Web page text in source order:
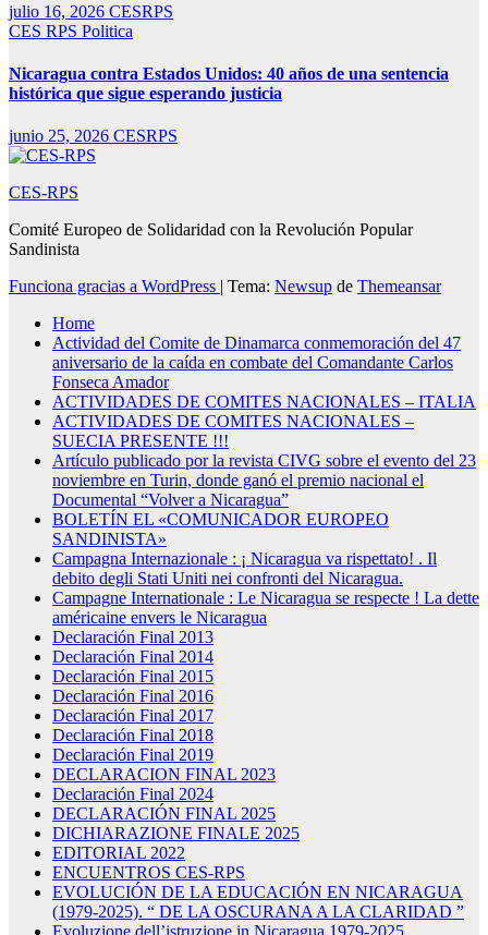
julio 16, 2026 CESRPS
CES RPS Politica
Nicaragua contra Estados Unidos: 40 años de una sentencia
histórica que sigue esperando justicia
junio 25, 2026 CESRPS
CES-RPS
Comité Europeo de Solidaridad con la Revolución Popular
Sandinista
Funciona gracias a WordPress
Tema: Newsup de Themeansar
Home
Actividad del Comite de Dinamarca conmemoración del 47
aniversario de la caída en combate del Comandante Carlos
Fonseca Amador
ACTIVIDADES DE COMITES NACIONALES – ITALIA
ACTIVIDADES DE COMITES NACIONALES –
SUECIA PRESENTE !!!
Artículo publicado por la revista CIVG sobre el evento del 23
noviembre en Turin, donde ganó el premio nacional el
Documental “Volver a Nicaragua”
BOLETÍN EL «COMUNICADOR EUROPEO
SANDINISTA»
Campagna Internazionale : ¡ Nicaragua va rispettato! . Il
debito degli Stati Uniti nei confronti del Nicaragua.
Campagne Internationale : Le Nicaragua se respecte ! La dette
américaine envers le Nicaragua
Declaración Final 2013
Declaración Final 2014
Declaración Final 2015
Declaración Final 2016
Declaración Final 2017
Declaración Final 2018
Declaración Final 2019
DECLARACION FINAL 2023
Declaración Final 2024
DECLARACIÓN FINAL 2025
DICHIARAZIONE FINALE 2025
EDITORIAL 2022
ENCUENTROS CES-RPS
EVOLUCIÓN DE LA EDUCACIÓN EN NICARAGUA
(1979-2025). “ DE LA OSCURANA A LA CLARIDAD ”